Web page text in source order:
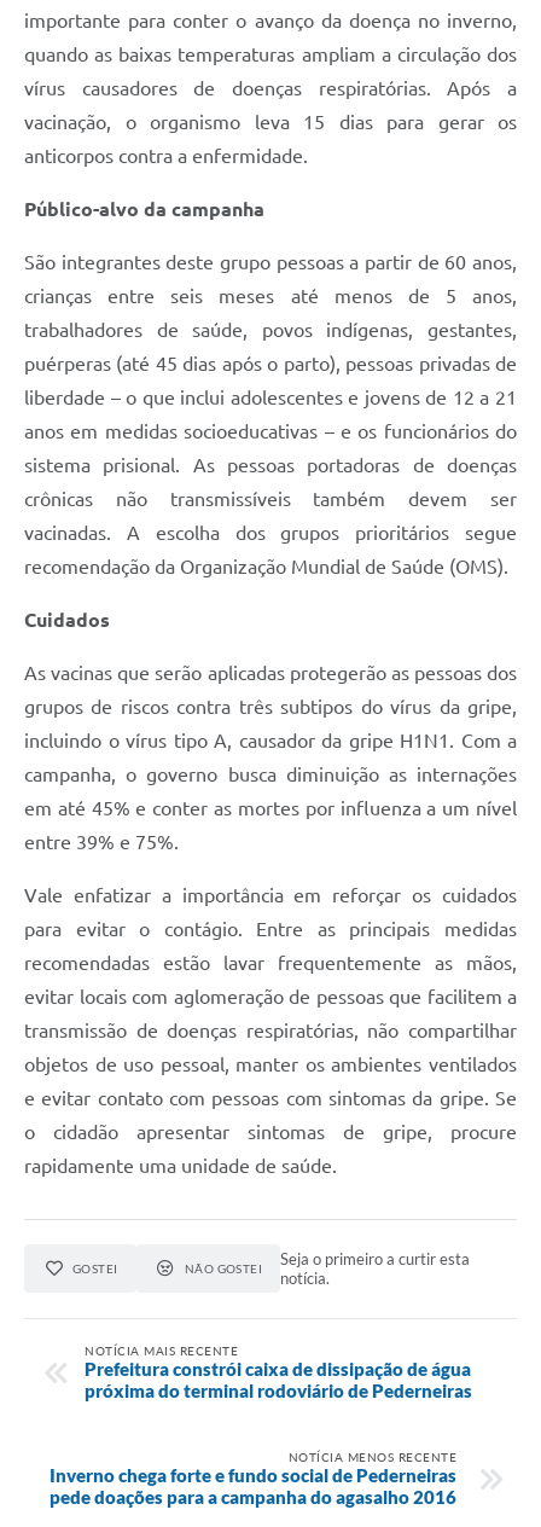
importante para conter o avanço da doença no inverno,
quando as baixas temperaturas ampliam a circulação dos
vírus causadores de doenças respiratórias. Após a
vacinação, o organismo leva 15 dias para gerar os
anticorpos contra a enfermidade.
Público-alvo da campanha
São integrantes deste grupo pessoas a partir de 60 anos,
crianças entre seis meses até menos de 5 anos,
trabalhadores de saúde, povos indígenas, gestantes,
puérperas (até 45 dias após o parto), pessoas privadas de
liberdade – o que inclui adolescentes e jovens de 12 a 21
anos em medidas socioeducativas – e os funcionários do
sistema prisional. As pessoas portadoras de doenças
crônicas não transmissíveis também devem ser
vacinadas. A escolha dos grupos prioritários segue
recomendação da Organização Mundial de Saúde (OMS).
Cuidados
As vacinas que serão aplicadas protegerão as pessoas dos
grupos de riscos contra três subtipos do vírus da gripe,
incluindo o vírus tipo A, causador da gripe H1N1. Com a
campanha, o governo busca diminuição as internações
em até 45% e conter as mortes por influenza a um nível
entre 39% e 75%.
Vale enfatizar a importância em reforçar os cuidados
para evitar o contágio. Entre as principais medidas
recomendadas estão lavar frequentemente as mãos,
evitar locais com aglomeração de pessoas que facilitem a
transmissão de doenças respiratórias, não compartilhar
objetos de uso pessoal, manter os ambientes ventilados
e evitar contato com pessoas com sintomas da gripe. Se
o cidadão apresentar sintomas de gripe, procure
rapidamente uma unidade de saúde.
GOSTEI NÃO GOSTEI
Seja o primeiro a curtir esta
notícia.
NOTÍCIA MAIS RECENTE
Prefeitura constrói caixa de dissipação de água
próxima do terminal rodoviário de Pederneiras
NOTÍCIA MENOS RECENTE
Inverno chega forte e fundo social de Pederneiras
pede doações para a campanha do agasalho 2016